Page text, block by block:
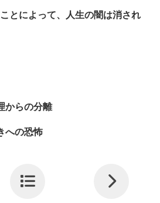
とによって、人生の闇は消され
らの分離
の恐怖